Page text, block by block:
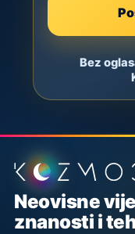
Bez
Podnožje
Neovisne
znanosti i